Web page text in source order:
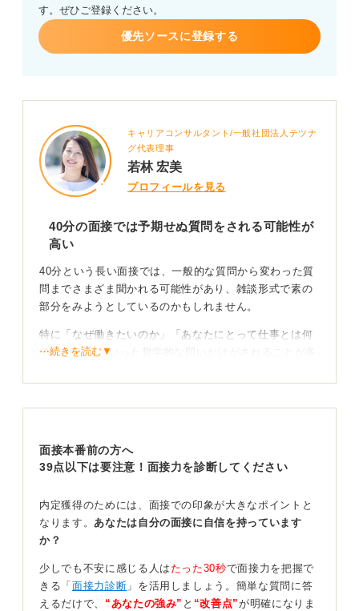
す。ぜひご登録ください。
優先ソースに登録する
キャリアコンサルタント/一般社団法人テツナ
グ代表理事
若林 宏美
プロフィールを見る
40分の面接では予期せぬ質問をされる可能性が
高い
40分という長い面接では、一般的な質問から変わった質
問までさまざま聞かれる可能性があり、雑談形式で素の
部分をみようとしているのかもしれません。
特に「なぜ働きたいのか」「あなたにとって仕事とは何
ですか？ 」といった哲学的な問いかけがされることが多
思わぬ質問に沈黙しないために、切り返しの言葉を
予期せぬ質問に窮した際に一番やってはいけないのは沈
「緊張して今はすぐにお答えできませんが、入社までに
よく考えておきたいと思います」など、沈黙を避ける一
0
⋯続きを読む▼
面接本番前の方へ
39点以下は要注意！面接力を診断してください
内定獲得のためには、面接での印象が大きなポイントと
なります。 あなたは自分の面接に自信を持っています
か？
少しでも不安に感じる人は たった30秒で面接力を把握で
きる「 面接力診断 」を活用しましょう。簡単な質問に答
えるだけで、 “あなたの強み” と “改善点”が明確になりま